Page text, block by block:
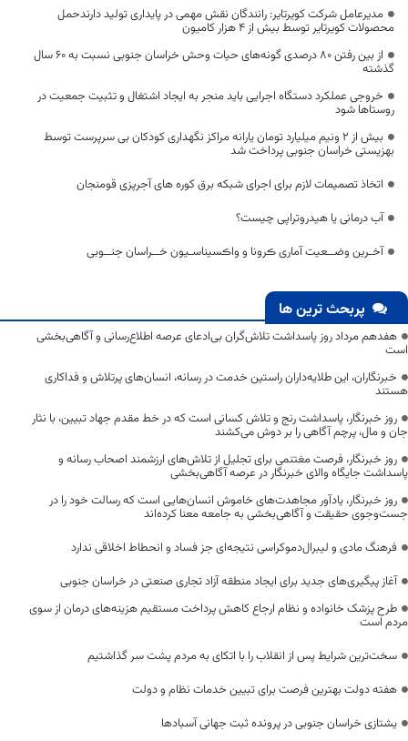
مدیرعامل شرکت کویرتایر: رانندگان نقش مهمی در پایداری تولید دارندحمل
محصولات کویرتایر توسط بیش از 4 هزار کامیون
از بین رفتن ۸۰ درصدی گونه‌های حیات وحش خراسان جنوبی نسبت به ۶۰ سال
گذشته
خروجی‌ عملکرد دستگاه اجرایی باید منجر به ایجاد اشتغال و تثبیت جمعیت در
روستاها شود
بیش از ۲ ونیم میلیارد تومان یارانه مراکز نگهداری کودکان بی سرپرست توسط
بهزیستی خراسان جنوبی پرداخت شد
اتخاذ تصمیمات لازم برای اجرای شبکه برق کوره های آجرپزی قومنجان
آب درمانی یا هیدروتراپی چیست؟
آخـرین وضــعیت آماری ڪرونا و واڪسیناسـیون خــراسان جنــوبی
پربحث ترین ها
هفدهم مرداد روز پاسداشت تلاش‌گران بی‌ادعای عرصه اطلاع‌رسانی و آگاهی‌بخشی
است
خبرنگاران، این طلایه‌داران راستین خدمت در رسانه، انسان‌های پرتلاش و فداکاری
هستند
روز خبرنگار، پاسداشت رنج و تلاش کسانی است که در خط مقدم جهاد تبیین، با نثار
جان و مال، پرچم آگاهی را بر دوش می‌کشند
روز خبرنگار، فرصت مغتنمی برای تجلیل از تلاش‌های ارزشمند اصحاب رسانه و
پاسداشت جایگاه والای خبرنگار در عرصه آگاهی‌بخشی
روز خبرنگار، یادآور مجاهدت‌های خاموش انسان‌هایی است که رسالت خود را در
جست‌وجوی حقیقت و آگاهی‌بخشی به جامعه معنا کرده‌اند
فرهنگ مادی و لیبرال‌دموکراسی نتیجه‌ای جز فساد و انحطاط اخلاقی ندارد
آغاز پیگیری‌های جدید برای ایجاد منطقه آزاد تجاری صنعتی در خراسان جنوبی
طرح پزشک خانواده و نظام ارجاع کاهش پرداخت مستقیم هزینه‌های درمان از سوی
مردم است
سخت‌ترین شرایط پس از انقلاب را با اتکای به مردم پشت سر گذاشتیم
هفته دولت بهترین فرصت برای تبیین خدمات نظام و دولت
یشتازی خراسان جنوبی در پرونده ثبت جهانی آسبادها